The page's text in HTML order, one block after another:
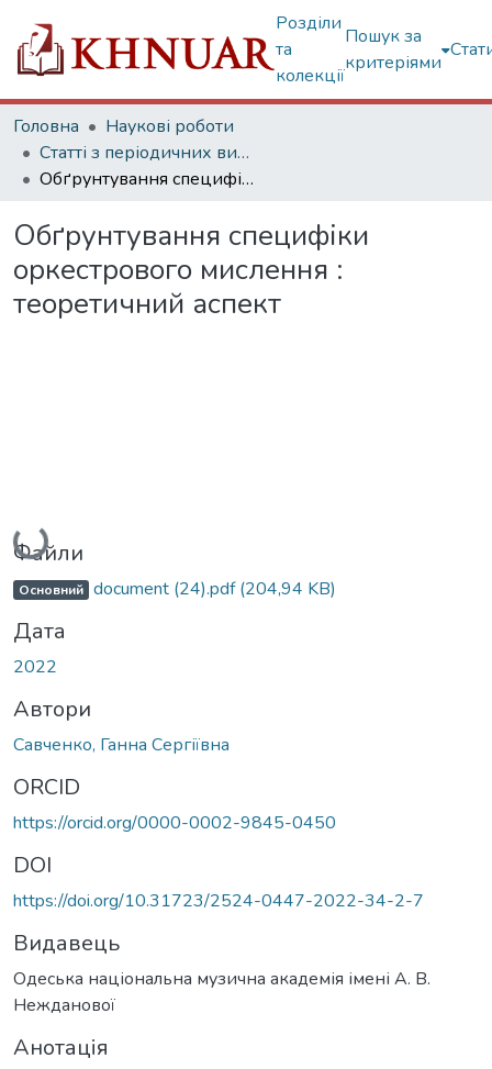
Розділи
та
колекції
Пошук за
критеріями
Головна
Наукові роботи
Статті з періодичних видань
Обґрунтування специфіки оркестрового мислення : теоретичний аспект
Обґрунтування специфіки
оркестрового мислення :
теоретичний аспект
Вантажиться...
Файли
Основний document (24).pdf(204,94 KB)
Дата
2022
Автори
Савченко, Ганна Сергіївна
ORCID
https://orcid.org/0000-0002-9845-0450
DOI
https://doi.org/10.31723/2524-0447-2022-34-2-7
Видавець
Одеська національна музична академія імені А. В.
Нежданової
Анотація